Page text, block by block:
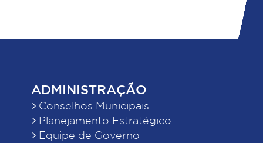
ADMINISTRAÇÃO
Conselhos Municipais
Planejamento Estratégico
Equipe de Governo